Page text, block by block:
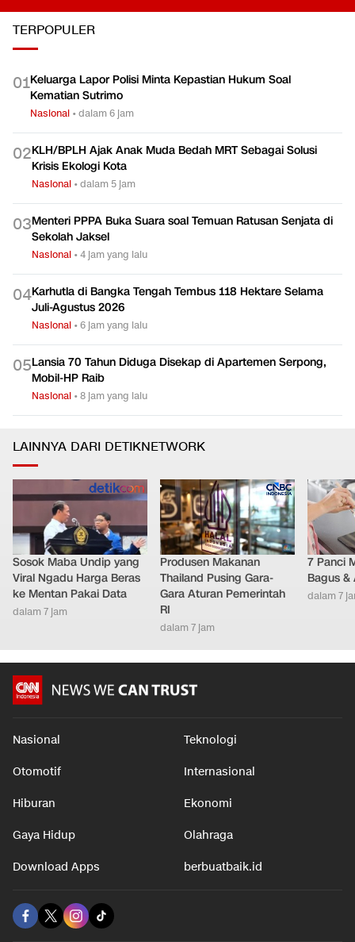
TERPOPULER
01Keluarga Lapor Polisi Minta Kepastian Hukum Soal
Kematian Sutrimo
Nasional •dalam 6 jam
02KLH/BPLH Ajak Anak Muda Bedah MRT Sebagai Solusi
Krisis Ekologi Kota
Nasional •dalam 5 jam
03Menteri PPPA Buka Suara soal Temuan Ratusan Senjata di
Sekolah Jaksel
Nasional •4 jam yang lalu
04Karhutla di Bangka Tengah Tembus 118 Hektare Selama
Juli-Agustus 2026
Nasional •6 jam yang lalu
05Lansia 70 Tahun Diduga Disekap di Apartemen Serpong,
Mobil-HP Raib
Nasional •8 jam yang lalu
LAINNYA DARI DETIKNETWORK
Sosok Maba Undip yang
Viral Ngadu Harga Beras
ke Mentan Pakai Data
dalam 7 jam
Produsen Makanan
Thailand Pusing Gara-
Gara Aturan Pemerintah
RI
dalam 7 jam
7 Panci
Bagus &
dalam 7
Nasional Teknologi
Otomotif Internasional
Hiburan Ekonomi
Gaya Hidup Olahraga
Download Apps berbuatbaik.id